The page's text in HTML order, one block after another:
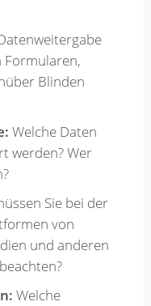
Formularen,
Blinden
Welche Daten
werden? Wer
Sie bei der
von
und anderen
Welche